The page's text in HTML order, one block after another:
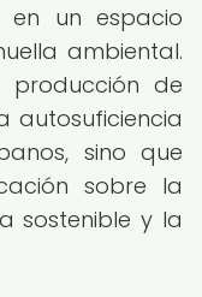
en un espacio
ambiental.
producción de
autosuficiencia
sino que
sobre la
sostenible y la